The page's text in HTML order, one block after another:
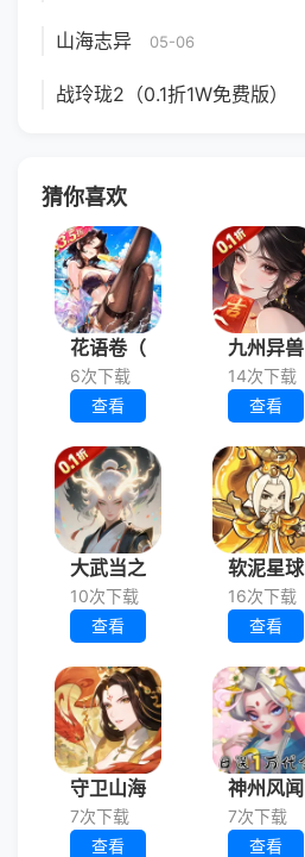
山海志异 05-06
战玲珑2（0.1折1W免费版）
猜你喜欢
花语卷（
6次下载
查看
九州异兽
14次下载
查看
大武当之
10次下载
查看
软泥星球
16次下载
查看
守卫山海
7次下载
查看
神州风闻
7次下载
查看